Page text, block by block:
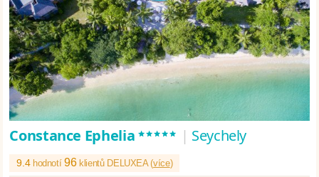
Constance Ephelia***** | Seychely
9.4 hodnotí96klientů DELUXEA (více)